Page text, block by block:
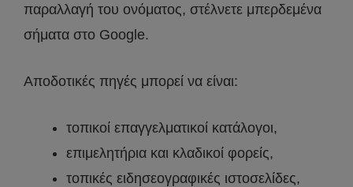
παραλλαγή του ονόματος, στέλνετε μπερδεμένα
σήματα στο Google.
Αποδοτικές πηγές μπορεί να είναι:
τοπικοί επαγγελματικοί κατάλογοι,
επιμελητήρια και κλαδικοί φορείς,
τοπικές ειδησεογραφικές ιστοσελίδες,